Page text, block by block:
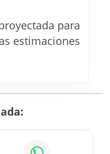
para
estimaciones